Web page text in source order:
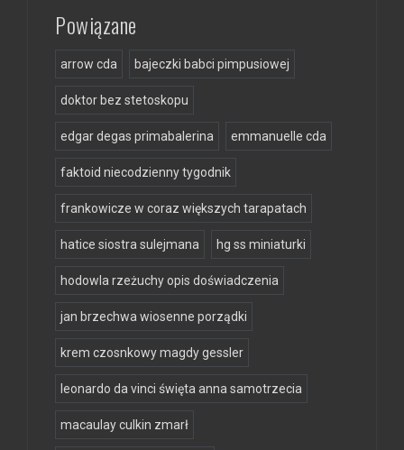
Powiązane
arrow cda bajeczki babci pimpusiowej
doktor bez stetoskopu
edgar degas primabalerina emmanuelle cda
faktoid niecodzienny tygodnik
frankowicze w coraz większych tarapatach
hatice siostra sulejmana hg ss miniaturki
hodowla rzeżuchy opis doświadczenia
jan brzechwa wiosenne porządki
krem czosnkowy magdy gessler
leonardo da vinci święta anna samotrzecia
macaulay culkin zmarł